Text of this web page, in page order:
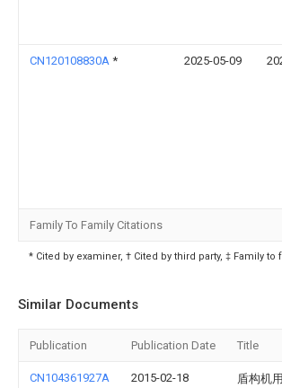
CN120108830A * 2025-05-09
Family To Family Citations
* Cited by examiner, † Cited by third party, ‡ Family to
Similar Documents
Publication Publication Date Title
CN104361927A 2015-02-18 盾构机